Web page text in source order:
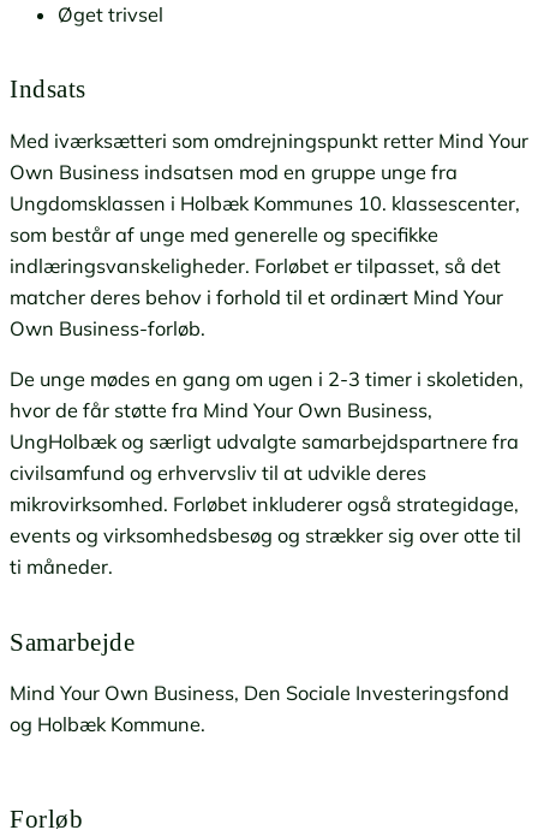
Øget trivsel
Indsats
Med iværksætteri som omdrejningspunkt retter Mind Your
Own Business indsatsen mod en gruppe unge fra
Ungdomsklassen i Holbæk Kommunes 10. klassescenter,
som består af unge med generelle og specifikke
indlæringsvanskeligheder. Forløbet er tilpasset, så det
matcher deres behov i forhold til et ordinært Mind Your
Own Business-forløb.
De unge mødes en gang om ugen i 2-3 timer i skoletiden,
hvor de får støtte fra Mind Your Own Business,
UngHolbæk og særligt udvalgte samarbejdspartnere fra
civilsamfund og erhvervsliv til at udvikle deres
mikrovirksomhed. Forløbet inkluderer også strategidage,
events og virksomhedsbesøg og strækker sig over otte til
ti måneder.
Samarbejde
Mind Your Own Business, Den Sociale Investeringsfond
og Holbæk Kommune.
Forløb